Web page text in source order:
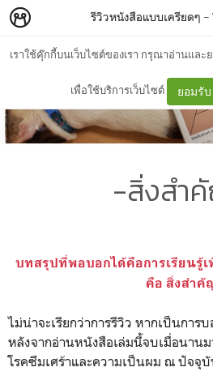
เราใช้คุ๊กกี้บนเว็บไซต์ของเรา กรุณาอ่านและ
เพื่อใช้บริการเว็บไซต์ ยอมรับ
รีวิวหนังสือแบบเครียดๆ –
-สิ่งสำ
บทสรุปที่พอบอกได้คือการเรียนรู้
คือ สิ่งสำคั
ไม่น่าจะเรียกว่าการรีวิว หากเป็นการ
หลังจากอ่านหนังสือเล่มนี้จบเมื่อนาน
โรคซึมเศร้าและความเป็นผม ณ ปัจจุ